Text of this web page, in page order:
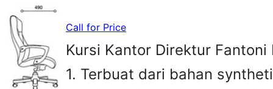
Call for Price
Kursi Kantor Direktur
1. Terbuat dari bahan